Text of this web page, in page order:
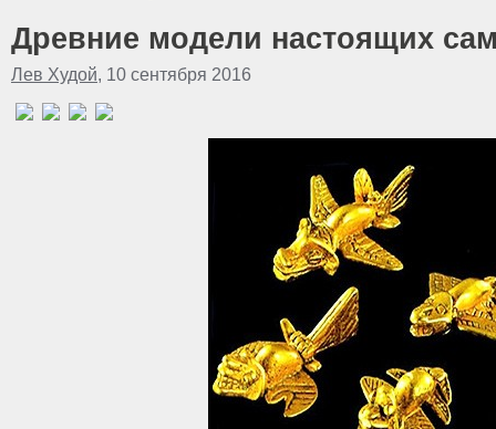
Древние модели настоящих
Лев Худой, 10 сентября 2016